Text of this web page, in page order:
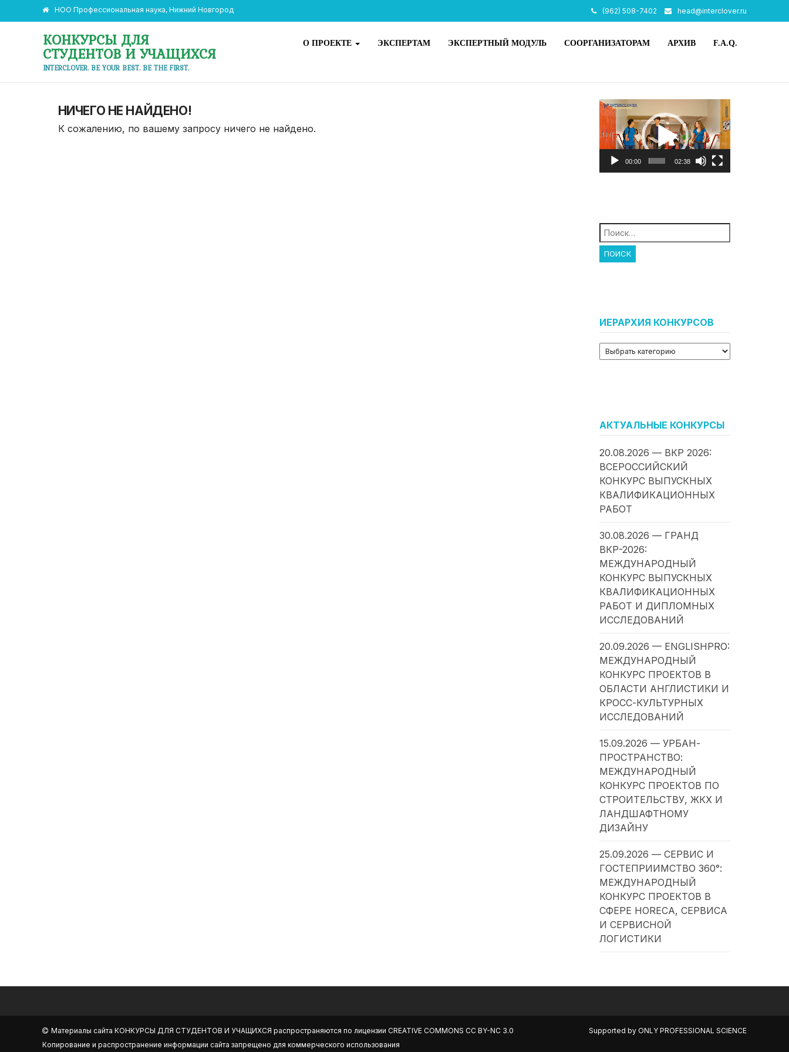
НОО Профессиональная наука, Нижний Новгород (962) 508-7402 head@interclover.ru
КОНКУРСЫ ДЛЯ
СТУДЕНТОВ И УЧАЩИХСЯ
INTERCLOVER. BE YOUR BEST. BE THE FIRST.
О ПРОЕКТЕ ЭКСПЕРТАМ ЭКСПЕРТНЫЙ МОДУЛЬ СООРГАНИЗАТОРАМ АРХИВ F.A.Q.
НИЧЕГО НЕ НАЙДЕНО!
К сожалению, по вашему запросу ничего не найдено.
Видеоплеер
00:00 02:38
Найти:
ИЕРАРХИЯ КОНКУРСОВ
АКТУАЛЬНЫЕ КОНКУРСЫ
20.08.2026 — ВКР 2026:
ВСЕРОССИЙСКИЙ
КОНКУРС ВЫПУСКНЫХ
КВАЛИФИКАЦИОННЫХ
РАБОТ
30.08.2026 — ГРАНД
ВКР-2026:
МЕЖДУНАРОДНЫЙ
КОНКУРС ВЫПУСКНЫХ
КВАЛИФИКАЦИОННЫХ
РАБОТ И ДИПЛОМНЫХ
ИССЛЕДОВАНИЙ
20.09.2026 — ENGLISHPRO:
МЕЖДУНАРОДНЫЙ
КОНКУРС ПРОЕКТОВ В
ОБЛАСТИ АНГЛИСТИКИ И
КРОСС-КУЛЬТУРНЫХ
ИССЛЕДОВАНИЙ
15.09.2026 — УРБАН-
ПРОСТРАНСТВО:
МЕЖДУНАРОДНЫЙ
КОНКУРС ПРОЕКТОВ ПО
СТРОИТЕЛЬСТВУ, ЖКХ И
ЛАНДШАФТНОМУ
ДИЗАЙНУ
25.09.2026 — СЕРВИС И
ГОСТЕПРИИМСТВО 360°:
МЕЖДУНАРОДНЫЙ
КОНКУРС ПРОЕКТОВ В
СФЕРЕ HORECA, СЕРВИСА
И СЕРВИСНОЙ
ЛОГИСТИКИ
Материалы сайта КОНКУРСЫ ДЛЯ СТУДЕНТОВ И УЧАЩИХСЯ распространяются по лицензии CREATIVE COMMONS CC BY-NC 3.0
Копирование и распространение информации сайта запрещено для коммерческого использования
Supported by ONLY PROFESSIONAL SCIENCE